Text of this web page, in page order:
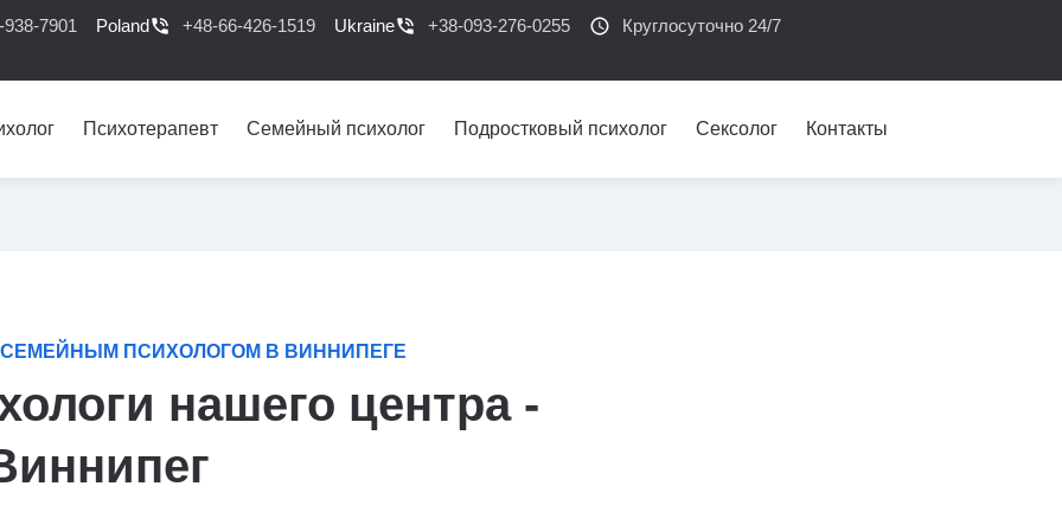
7901 Polandphone_in_talk +48-66-426-1519 Ukrainephone_in_talk +38-093-276-0255 schedule Круглосуточно 24/7
Психотерапевт Семейный психолог Подростковый психолог Сексолог Контакты
ПСИХОЛОГОМ В ВИННИПЕГЕ
нашего центра -